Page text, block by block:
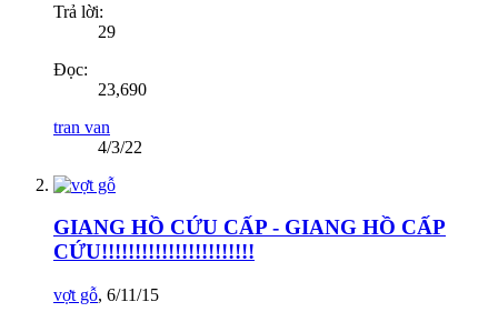
Trả lời:
29
Đọc:
23,690
tran van
4/3/22
GIANG HỒ CỨU CẤP - GIANG HỒ CẤP
CỨU!!!!!!!!!!!!!!!!!!!!!!!
vợt gỗ, 6/11/15